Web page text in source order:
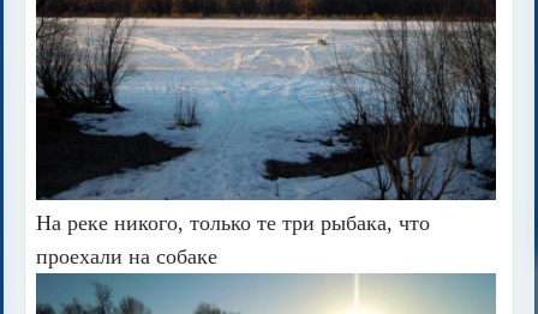
На реке никого, только те три рыбака, что
проехали на собаке